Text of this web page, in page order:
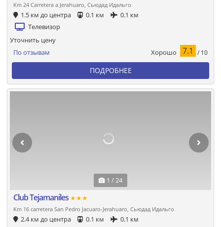
Km 24 Carretera a Jerahuaro, Сьюдад Идальго
1.5 км до центра 0.1 км
0.1 км
Телевизор
По отзывам Хорошо 7.1 / 10
Уточнить цену
ПОДРОБНЕЕ
1 / 24
Club Tejamaniles ★★★
Km 16 carretera San Pedro Jacuaro-Jerahuaro, Сьюдад Идальго
2.4 км до центра 0.1 км 0.1 км